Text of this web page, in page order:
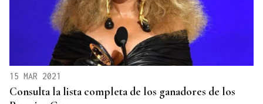
15 MAR 2021
Consulta la lista completa de los ganadores de los